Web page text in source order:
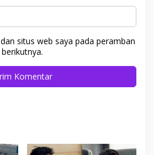
situs web saya pada peramban